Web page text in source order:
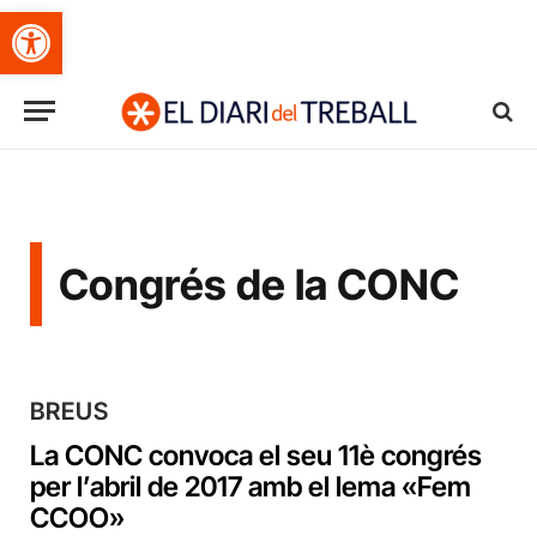
Obre la barra d'eines
Congrés de la CONC
BREUS
La CONC convoca el seu 11è congrés
per l’abril de 2017 amb el lema «Fem
CCOO»